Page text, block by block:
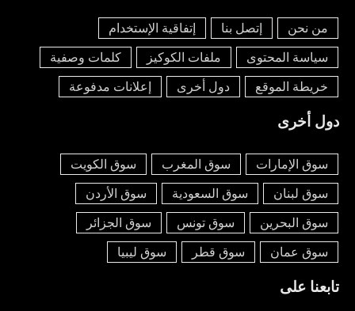
من نحن إتصل بنا إتفاقية الإستخدام
سياسة المحتوى ملفات الكوكيز كلمات وصفية
خريطة الموقع دول أخرى إعلانات مدفوعة
دول أخرى
سوق الإمارات سوق المغرب سوق الكويت
سوق لبنان سوق السعودية سوق الأردن
سوق البحرين سوق تونس سوق الجزائر
سوق عمان سوق قطر سوق ليبيا
تابعنا على